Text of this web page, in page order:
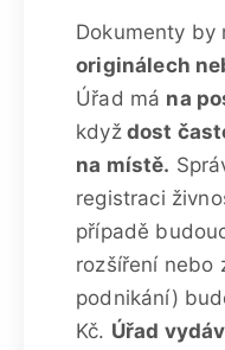
Dokumenty by
originálech
Úřad má na
když dost
na místě.
registraci
případě
rozšíření nebo
podnikání)
Kč. Úřad